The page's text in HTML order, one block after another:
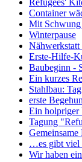
Refugees'
Container
Mit Schwung
Winterpause
Erste-Hilfe-
Baubeginn -
Ein kurzes
Stahlbau: Tag
erste
Ein holpriger
Tagung
Gemeinsame
…es gibt viel
Wir haben